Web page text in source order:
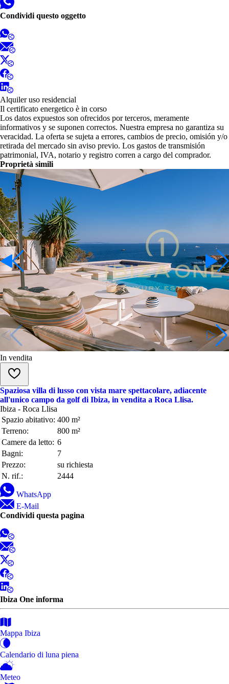
Condividi questo oggetto
Alquiler uso residencial
Il certificato energetico è in corso
Los datos expuestos son ofrecidos por terceros, meramente
informativos y se suponen correctos. Nuestra empresa no garantiza su
veracidad. La oferta se sujeta a errores, cambios de precio, omisión y/o
retirada del mercado sin aviso previo. Los gastos de transmisión
patrimonial, IVA, notario y registro corren a cargo del comprador.
Proprietà simili
In vendita
Spaziosa villa di lusso con vista mare spettacolare, adiacente
all'unico campo da golf di Ibiza, in vendita a Roca Llisa.
Ibiza - Roca Llisa
Spazio abitativo: 400 m²
Terreno:
800 m²
Camere da letto: 6
Bagni:
7
Prezzo:
su richiesta
N. rif.:
2444
WhatsApp
E-Mail
Condividi questa pagina
Ibiza One informa
Mappa Ibiza
Calendario di luna piena
Meteo